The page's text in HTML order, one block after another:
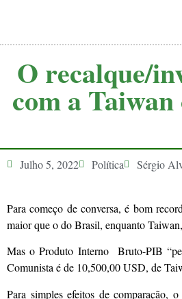
O recalque/
com a
Julho 5, 2022 Política Sérgio
Para começo de conversa, é bom
maior que o do Brasil, enquanto
Mas o Produto Interno Bruto-PIB
Comunista é de 10,500,00 USD, de
Para simples efeitos de